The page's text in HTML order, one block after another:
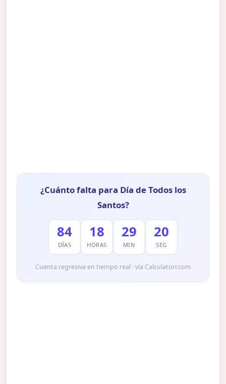
¿Cuánto falta para Día de Todos los
Santos?
84
DÍAS
18
HORAS
29
MIN
19
SEG
Cuenta regresiva en tiempo real · vía Calculatorr.com